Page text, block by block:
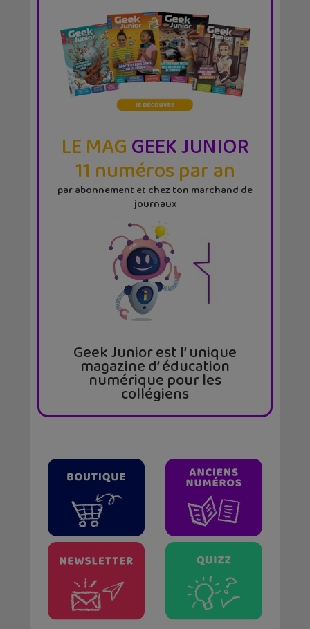
LE MAGGEEK JUNIOR
11 numéros par an
par abonnement et chez ton marchand de
journaux
Geek Junior est l’ unique
magazine d’ éducation
numérique pour les
collégiens